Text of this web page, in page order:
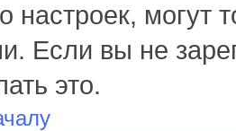
настроек, могут
Если вы не
это.